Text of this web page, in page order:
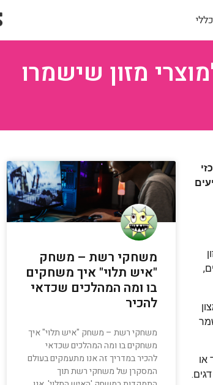
כללי
מזון שישמרו
או
משחקי רשת – משחק
"איש תלוי" איך משחקים
בו ומה המהלכים שכדאי
להכיר
משחקי רשת – משחק "איש תלוי" איך
משחקים בו ומה המהלכים שכדאי
להכיר במדריך זה אנו מתעמקים בעולם
המסקרן של משחקי רשת תוך